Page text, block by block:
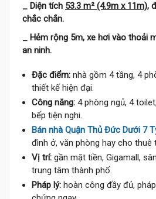
_ Diện tích 53.3 m² (4.9m x 11m),
chắc chắn.
_ Hẻm rộng 5m, xe hơi vào thoải
an ninh.
Đặc điểm: nhà gồm 4 tầng, 4
thiết kế hiện đại.
Công năng: 4 phòng ngủ, 4
bếp tiện nghi.
Bán nhà Quận Thủ Đức Dưới 7
đình ở, văn phòng hay cho thuê
Vị trí: gần mặt tiền, Gigamall,
trung tâm thành phố.
Pháp lý: hoàn công đầy đủ,